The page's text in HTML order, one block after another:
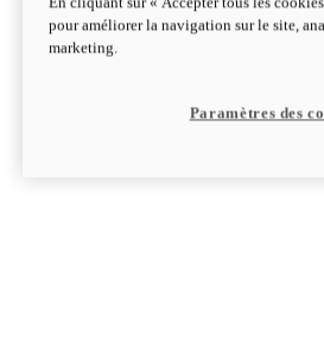
Hypermotard V2 SP
Découvrez-le
pour améliorer la navigation sur le site,
marketing.
Paramètres des